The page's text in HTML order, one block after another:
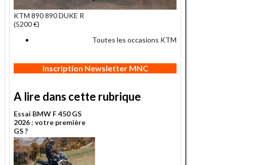
KTM 890 890 DUKE R
(5200 €)
Toutes les occasions KTM
Inscription Newsletter MNC
A lire dans cette rubrique
Essai BMW F 450 GS
2026 : votre première
GS ?